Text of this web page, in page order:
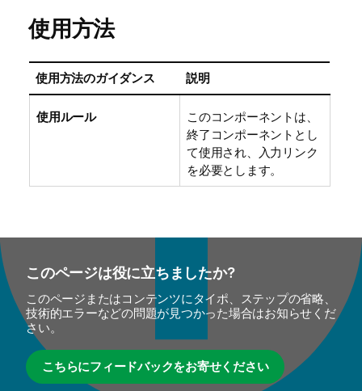
使用方法
使用方法のガイダンス 説明
使用ルール
このコンポーネントは、
終了コンポーネントとし
て使用され、入力リンク
を必要とします。
このページは役に立ちましたか?
このページまたはコンテンツにタイポ、ステップの省略、
技術的エラーなどの問題が見つかった場合はお知らせくだ
さい。
こちらにフィードバックをお寄せください